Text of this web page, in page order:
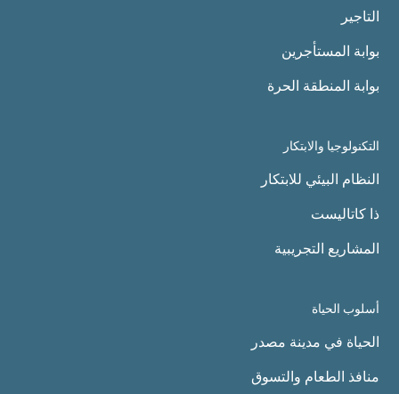
التاجير
بوابة المستأجرين
بوابة المنطقة الحرة
التكنولوجيا والابتكار
النظام البيئي للابتكار
ذا كاتاليست
المشاريع التجريبية
أسلوب الحياة
الحياة في مدينة مصدر
منافذ الطعام والتسوق